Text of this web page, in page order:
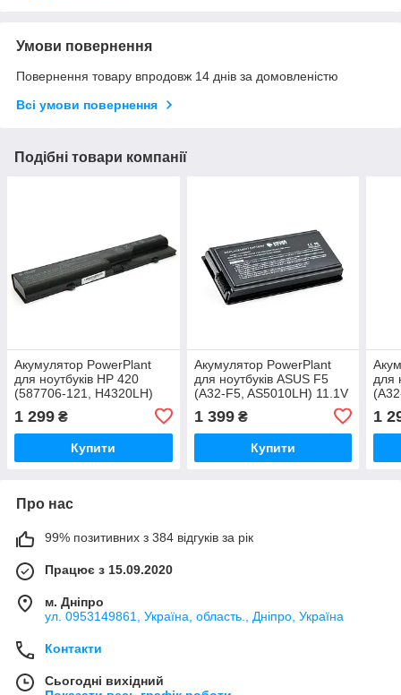
Умови повернення
Повернення товару впродовж 14 днів за домовленістю
Всі умови повернення
Подібні товари компанії
Акумулятор PowerPlant
для ноутбуків HP 420
(587706-121, H4320LH)
1 299 ₴
Купити
Акумулятор PowerPlant
для ноутбуків ASUS F5
(A32-F5, AS5010LH) 11.1V
1 399₴
Купити
для
1
Про нас
99% позитивних з 384 відгуків за рік
Працює з 15.09.2020
м. Дніпро
ул. 0953149861, Україна, область., Дніпро, Україна
Контакти
Сьогодні вихідний